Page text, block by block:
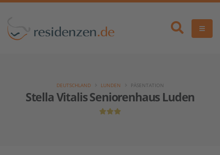
Stella Vitalis Seniorenhaus Luden
DEUTSCHLAND LUNDEN PÄSENTATION